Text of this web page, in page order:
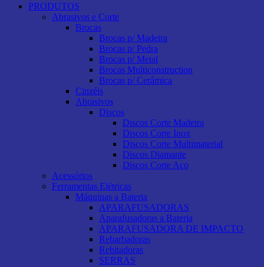
PRODUTOS
Abrasivos e Corte
Brocas
Brocas p/ Madeira
Brocas p/ Pedra
Brocas p/ Metal
Brocas Multiconstruction
Brocas p/ Cerâmica
Cinzéis
Abrasivos
Discos
Discos Corte Madeira
Discos Corte Inox
Discos Corte Multimaterial
Discos Diamante
Discos Corte Aço
Acessórios
Ferramentas Elétricas
Máquinas a Bateria
APARAFUSADORAS
Aparafusadoras a Bateria
APARAFUSADORA DE IMPACTO
Rebarbadoras
Rebitadoras
SERRAS